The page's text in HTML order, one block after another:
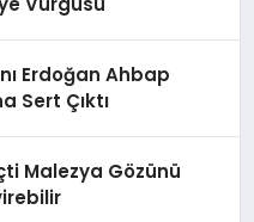
Erdoğan Ahbap
Sert Çıktı
Malezya Gözünü